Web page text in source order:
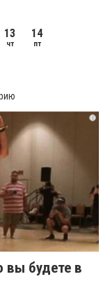
13
чт
14
пт
i
вы будете в